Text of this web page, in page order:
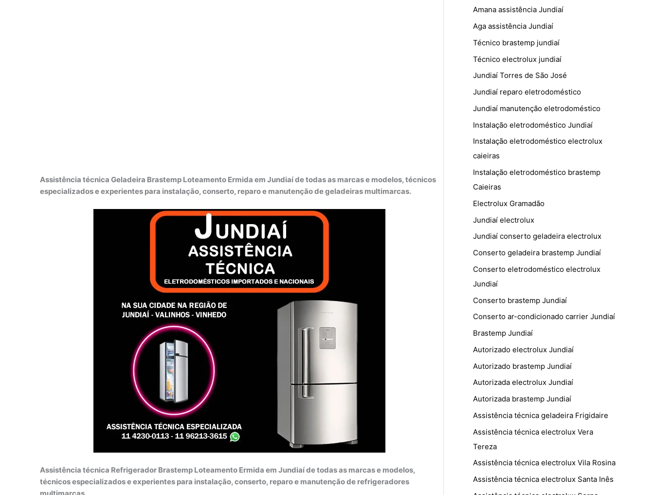
Assistência técnica Geladeira Brastemp Loteamento Ermida em Jundiaí de todas as marcas e modelos, técnicos
especializados e experientes para instalação, conserto, reparo e manutenção de geladeiras multimarcas.
Assistência técnica Refrigerador Brastemp Loteamento Ermida em Jundiaí de todas as marcas e modelos,
técnicos especializados e experientes para instalação, conserto, reparo e manutenção de refrigeradores
Amana assistência Jundiaí
Aga assistência Jundiaí
Técnico brastemp jundiaí
Técnico electrolux jundiaí
Jundiaí Torres de São José
Jundiaí reparo eletrodoméstico
Jundiaí manutenção eletrodoméstico
Instalação eletrodoméstico Jundiaí
Instalação eletrodoméstico electrolux
caieiras
Instalação eletrodoméstico brastemp
Caieiras
Electrolux Gramadão
Jundiaí electrolux
Jundiaí conserto geladeira electrolux
Conserto geladeira brastemp Jundiaí
Conserto eletrodoméstico electrolux
Jundiaí
Conserto brastemp Jundiaí
Conserto ar-condicionado carrier Jundiaí
Brastemp Jundiaí
Autorizado electrolux Jundiaí
Autorizado brastemp Jundiaí
Autorizada electrolux Jundiaí
Autorizada brastemp Jundiaí
Assistência técnica geladeira Frigidaire
Assistência técnica electrolux Vera
Tereza
Assistência técnica electrolux Vila Rosina
Assistência técnica electrolux Santa Inês